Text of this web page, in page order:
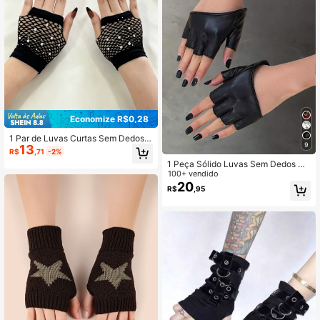
Economize R$0,28
1 Par de Luvas Curtas Sem Dedos E
stilo Punk com Strass e Tela Vazad
a para Mulheres, Punhos com Stras
R$13 ,71 -2%
9
1 Peça Sólido Luvas Sem Dedos Pa
ra Decoração Diário
100+ vendido
R$20 ,95